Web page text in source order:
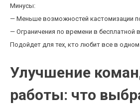
Минусы:
— Меньше возможностей кастомизации
— Ограничения по времени в бесплатной
Подойдет для тех, кто любит все в
Улучшение
работы: что